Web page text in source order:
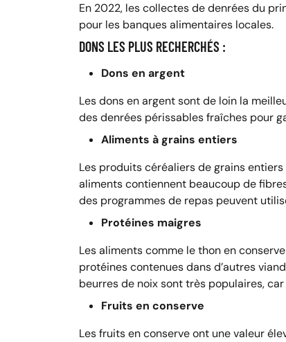
En 2022, les collectes de denrées du
pour les banques alimentaires locales.
DONS LES PLUS RECHERCHÉS :
Dons en argent
Les dons en argent sont de loin la
des denrées périssables fraîches pour
Aliments à grains entiers
Les produits céréaliers de grains
aliments contiennent beaucoup de
des programmes de repas peuvent
Protéines maigres
Les aliments comme le thon en
protéines contenues dans d’autres
beurres de noix sont très populaires,
Fruits en conserve
Les fruits en conserve ont une valeur